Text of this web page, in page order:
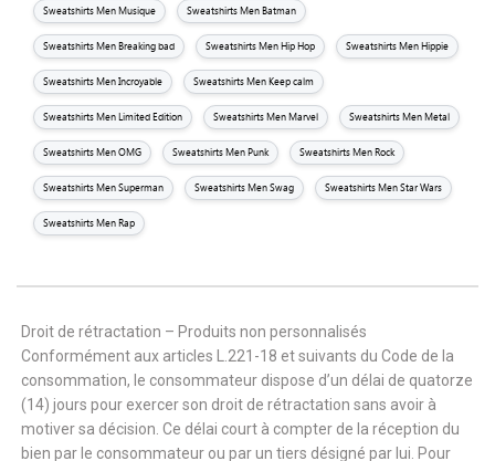
Sweatshirts Men Musique Sweatshirts Men Batman
Sweatshirts Men Breaking bad Sweatshirts Men Hip Hop Sweatshirts Men Hippie
Sweatshirts Men Incroyable Sweatshirts Men Keep calm
Sweatshirts Men Limited Edition Sweatshirts Men Marvel Sweatshirts Men Metal
Sweatshirts Men OMG Sweatshirts Men Punk Sweatshirts Men Rock
Sweatshirts Men Superman Sweatshirts Men Swag Sweatshirts Men Star Wars
Sweatshirts Men Rap
Droit de rétractation – Produits non personnalisés
Conformément aux articles L.221-18 et suivants du Code de la
consommation, le consommateur dispose d’un délai de quatorze
(14) jours pour exercer son droit de rétractation sans avoir à
motiver sa décision. Ce délai court à compter de la réception du
bien par le consommateur ou par un tiers désigné par lui. Pour